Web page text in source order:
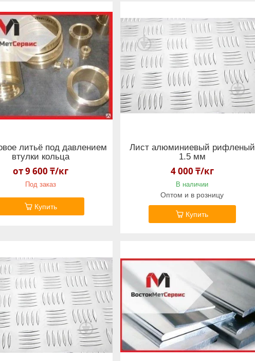
литьё под давлением
втулки кольца
от 9 600 ₸/кг
Под заказ
Купить
Лист алюминиевый рифленый
1.5 мм
4 000 ₸/кг
В наличии
Оптом и в розницу
Купить